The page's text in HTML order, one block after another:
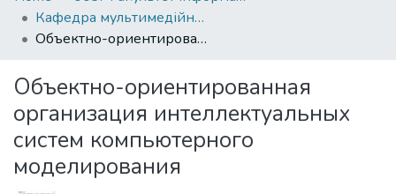
&
Collections
Statistics
Кафедра мультимедійних систем
Объектно-ориентированная организация интеллектуальных систем компьютерного моделирования
Объектно-ориентированная
организация интеллектуальных
систем компьютерного
моделирования